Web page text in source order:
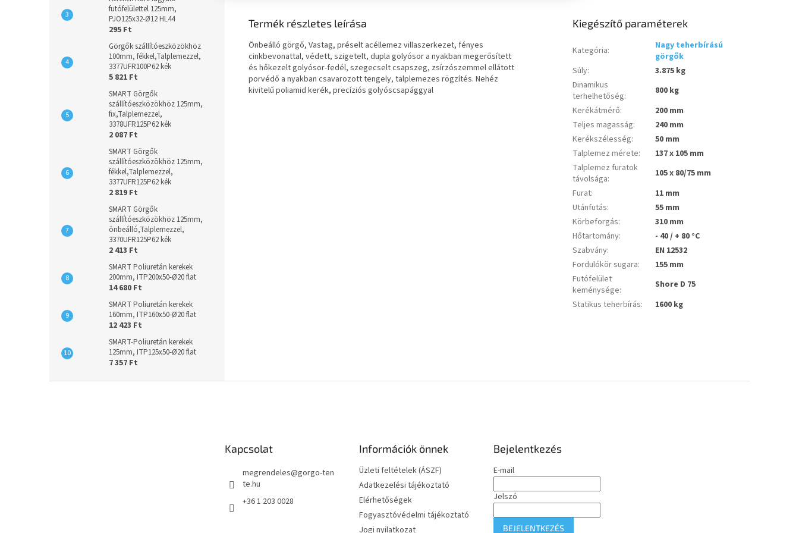
futófelülettel 125mm,
PJO125x32-Ø12 HL44
295 Ft
Görgők szállítóeszközökhöz
100mm, fékkel,Talplemezzel,
3377UFR100P62 kék
5 821 Ft
SMART Görgők
szállítóeszközökhöz 125mm,
fix,Talplemezzel,
3378UFR125P62 kék
2 087 Ft
SMART Görgők
szállítóeszközökhöz 125mm,
fékkel,Talplemezzel,
3377UFR125P62 kék
2 819 Ft
SMART Görgők
szállítóeszközökhöz 125mm,
önbeálló,Talplemezzel,
3370UFR125P62 kék
2 413 Ft
SMART Poliuretán kerekek
200mm, ITP200x50-Ø20 flat
14 680 Ft
SMART Poliuretán kerekek
160mm, ITP160x50-Ø20 flat
12 423 Ft
SMART-Poliuretán kerekek
125mm, ITP125x50-Ø20 flat
7 357 Ft
Termék részletes leírása
Önbeálló görgő, Vastag, préselt acéllemez villaszerkezet, fényes
cinkbevonattal, védett, szigetelt, dupla golyósor a nyakban megerősített
és hőkezelt golyósor-fedél, szegecselt csapszeg, zsírzószemmel ellátott
porvédő a nyakban csavarozott tengely, talplemezes rögzítés. Nehéz
kivitelű poliamid kerék, precíziós golyóscsapággyal
Kiegészítő paraméterek
Kategória:
Nagy teherbírású
görgők
Súly:
3.875 kg
Dinamikus
terhelhetőség:
800 kg
Kerékátmérő:
200 mm
Teljes magasság:
240 mm
Kerékszélesség:
50 mm
Talplemez mérete:
137 x 105 mm
Talplemez furatok
távolsága:
105 x 80/75 mm
Furat:
11 mm
Utánfutás:
55 mm
Körbeforgás:
310 mm
Hőtartomány:
- 40 / + 80 °C
Szabvány:
EN 12532
Fordulókör sugara:
155 mm
Futófelület
keménysége:
Shore D 75
Statikus teherbírás: 1600 kg
Kapcsolat
megrendeles@gorgo-ten
te.hu
+36 1 203 0028
Információk önnek
Üzleti feltételek (ÁSZF)
Adatkezelési tájékoztató
Elérhetőségek
Fogyasztóvédelmi tájékoztató
Jogi nyilatkozat
Bejelentkezés
E-mail
Jelszó
BEJELENTKEZÉS